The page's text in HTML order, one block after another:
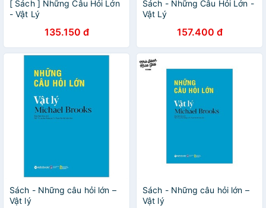
[ Sách ] Những Câu Hỏi Lớn
- Vật Lý
135.150 đ
Sách - Những Câu Hỏi Lớn -
Vật Lý
157.400 đ
Sách - Những câu hỏi lớn –
Vật lý
Sách - Những câu hỏi lớn –
Vật lý